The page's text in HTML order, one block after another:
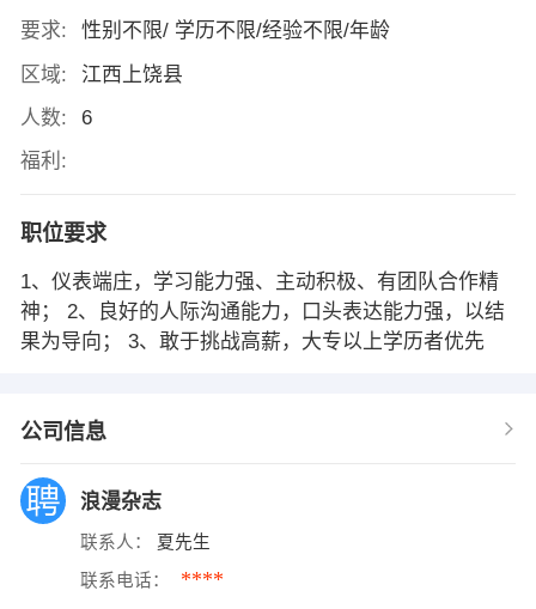
要求:
性别不限/ 学历不限/经验不限/年龄
区域:
江西上饶县
人数:
6
福利:
职位要求
1、仪表端庄，学习能力强、主动积极、有团队合作精
神； 2、良好的人际沟通能力，口头表达能力强，以结
果为导向； 3、敢于挑战高薪，大专以上学历者优先
公司信息
浪漫杂志
联系人： 夏先生
联系电话： ****